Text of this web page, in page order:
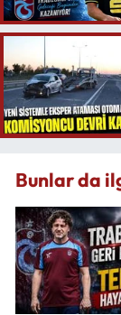
Bunlar da